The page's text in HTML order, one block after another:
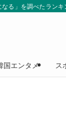
る」を調べたランキ
国エンタメ ス